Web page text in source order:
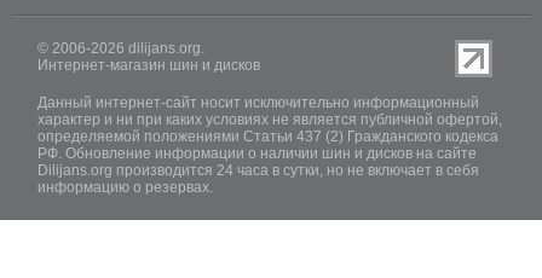
© 2006-2026 dilijans.org.
Интернет-магазин шин и дисков
Данный интернет-сайт носит исключительно информационный
характер и ни при каких условиях не является публичной офертой,
определяемой положениями Статьи 437 (2) Гражданского кодекса
РФ. Обновление информации о наличии шин и дисков на сайте
Dilijans.org производится 24 часа в сутки, но не включает в себя
информацию о резервах.